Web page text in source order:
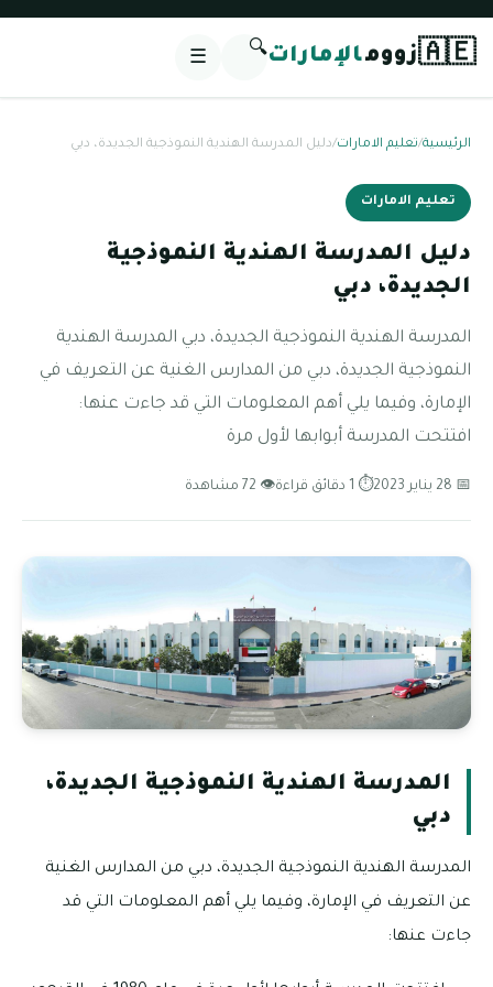
🇦🇪زوومالإمارات🔍
☰
الرئيسية/تعليم الامارات/دليل المدرسة الهندية النموذجية الجديدة، دبي
تعليم الامارات
دليل المدرسة الهندية النموذجية
الجديدة، دبي
المدرسة الهندية النموذجية الجديدة، دبي المدرسة الهندية
النموذجية الجديدة، دبي من المدارس الغنية عن التعريف في
الإمارة، وفيما يلي أهم المعلومات التي قد جاءت عنها:
افتتحت المدرسة أبوابها لأول مرة
📅 28 يناير 2023 ⏱ 1 دقائق قراءة 👁 72 مشاهدة
المدرسة الهندية النموذجية الجديدة،
دبي
المدرسة الهندية النموذجية الجديدة، دبي من المدارس الغنية
عن التعريف في الإمارة، وفيما يلي أهم المعلومات التي قد
جاءت عنها: